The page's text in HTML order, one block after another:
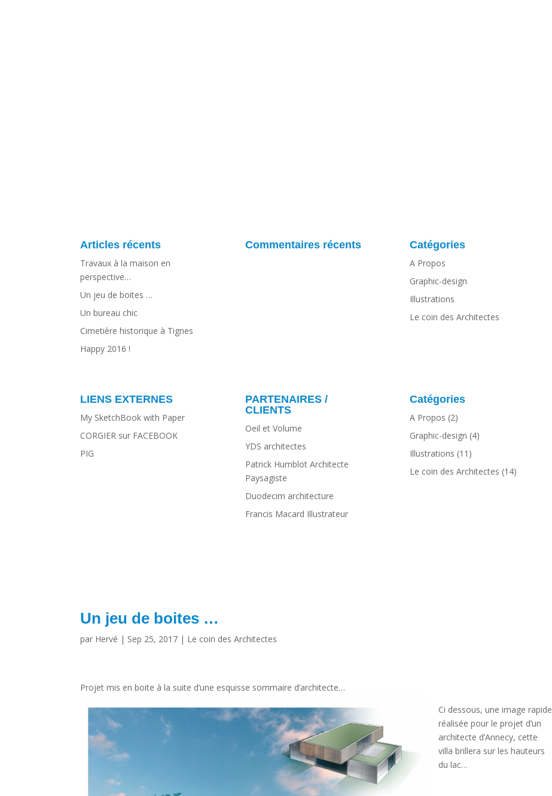
Articles récents
Travaux à la maison en
perspective…
Un jeu de boites …
Un bureau chic
Cimetière historique à Tignes
Happy 2016 !
Commentaires récents Catégories
A Propos
Graphic-design
Illustrations
Le coin des Architectes
LIENS EXTERNES
My SketchBook with Paper
CORGIER sur FACEBOOK
PIG
PARTENAIRES /
CLIENTS
Oeil et Volume
YDS architectes
Patrick Humblot Architecte
Paysagiste
Duodecim architecture
Francis Macard Illustrateur
Catégories
A Propos (2)
Graphic-design (4)
Illustrations (11)
Le coin des Architectes (14)
Un jeu de boites …
par Hervé | Sep 25, 2017 | Le coin des Architectes
Projet mis en boite à la suite d’une esquisse sommaire d’architecte…
Ci dessous, une image rapide
réalisée pour le projet d’un
architecte d’Annecy, cette
villa brillera sur les hauteurs
du lac…